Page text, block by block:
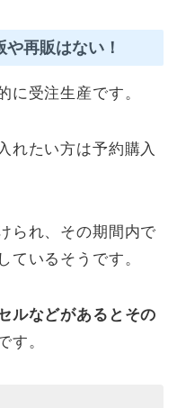
再販はない！
に受注生産です。
れたい方は予約購入
られ、その期間内で
ているそうです。
ルなどがあるとその
す。